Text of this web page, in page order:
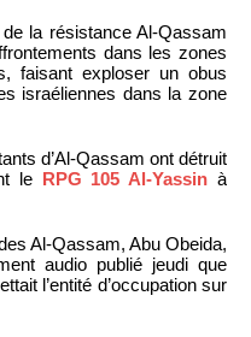
la résistance Al-Qassam
dans les zones
faisant exploser un obus
israéliennes dans la zone
d’Al-Qassam ont détruit
le RPG 105 Al-Yassin à
Al-Qassam, Abu Obeida,
audio publié jeudi que
l’entité d’occupation sur